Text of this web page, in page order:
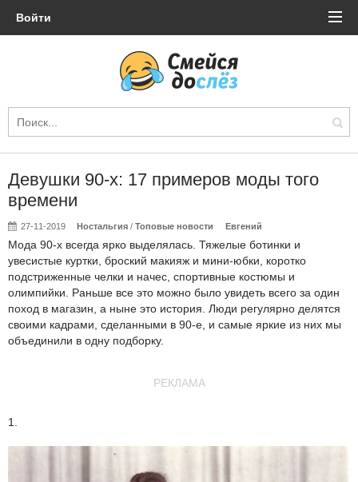
Войти
Девушки 90-х: 17 примеров моды того
времени
27-11-2019 Ностальгия /Топовые новости Евгений
Мода 90-х всегда ярко выделялась. Тяжелые ботинки и
увесистые куртки, броский макияж и мини-юбки, коротко
подстриженные челки и начес, спортивные костюмы и
олимпийки. Раньше все это можно было увидеть всего за один
поход в магазин, а ныне это история. Люди регулярно делятся
своими кадрами, сделанными в 90-е, и самые яркие из них мы
объединили в одну подборку.
РЕКЛАМА
1.